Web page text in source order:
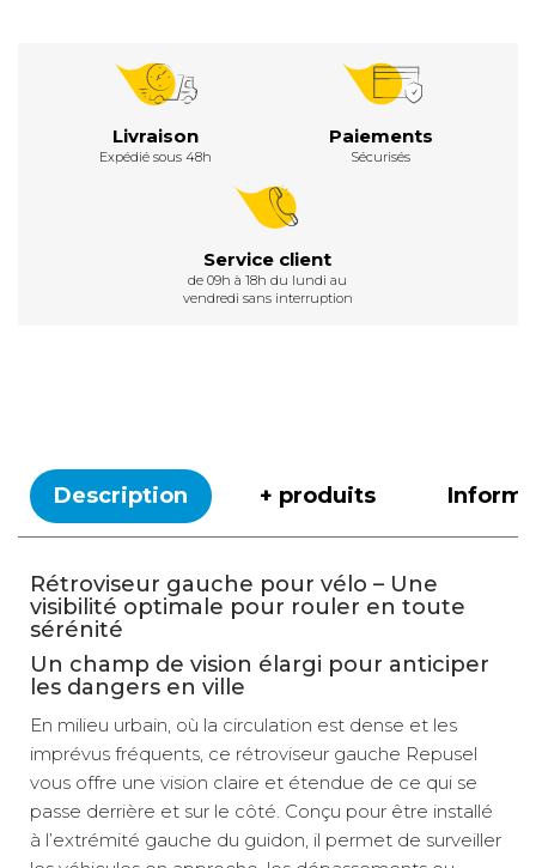
Livraison
Expédié sous 48h
Paiements
Sécurisés
Service client
de 09h à 18h du lundi au
vendredi sans interruption
Description + produits
Rétroviseur gauche pour vélo – Une
visibilité optimale pour rouler en toute
sérénité
Un champ de vision élargi pour anticiper
les dangers en ville
En milieu urbain, où la circulation est dense et les
imprévus fréquents, ce rétroviseur gauche Repusel
vous offre une vision claire et étendue de ce qui se
passe derrière et sur le côté. Conçu pour être installé
à l’extrémité gauche du guidon, il permet de surveiller